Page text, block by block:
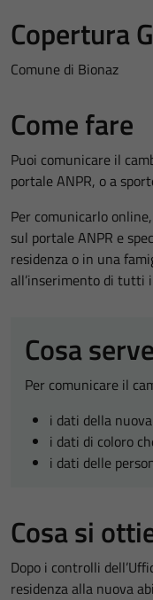
Copertura
Comune di Bionaz
Come fare
Puoi comunicare il
portale ANPR, o a
Per comunicarlo
sul portale ANPR e
residenza o in una
all’inserimento di tutti
Cosa serve
Per comunicare il
i dati della
i dati di coloro
i dati delle
Cosa si
Dopo i controlli
residenza alla nuova